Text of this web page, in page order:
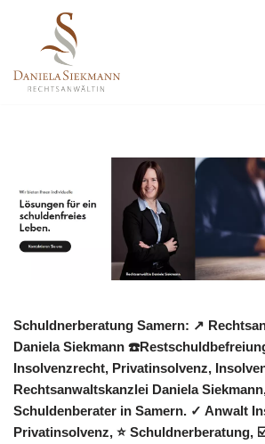
Inhalt
springen
Schuldnerberatung Samern: ↗️
Daniela Siekmann
Insolvenzrecht, Privatinsolvenz,
Rechtsanwaltskanzlei Daniela
Schuldenberater in Samern. ✓ Anwalt
Privatinsolvenz, ⭐ Schuldnerberatung,